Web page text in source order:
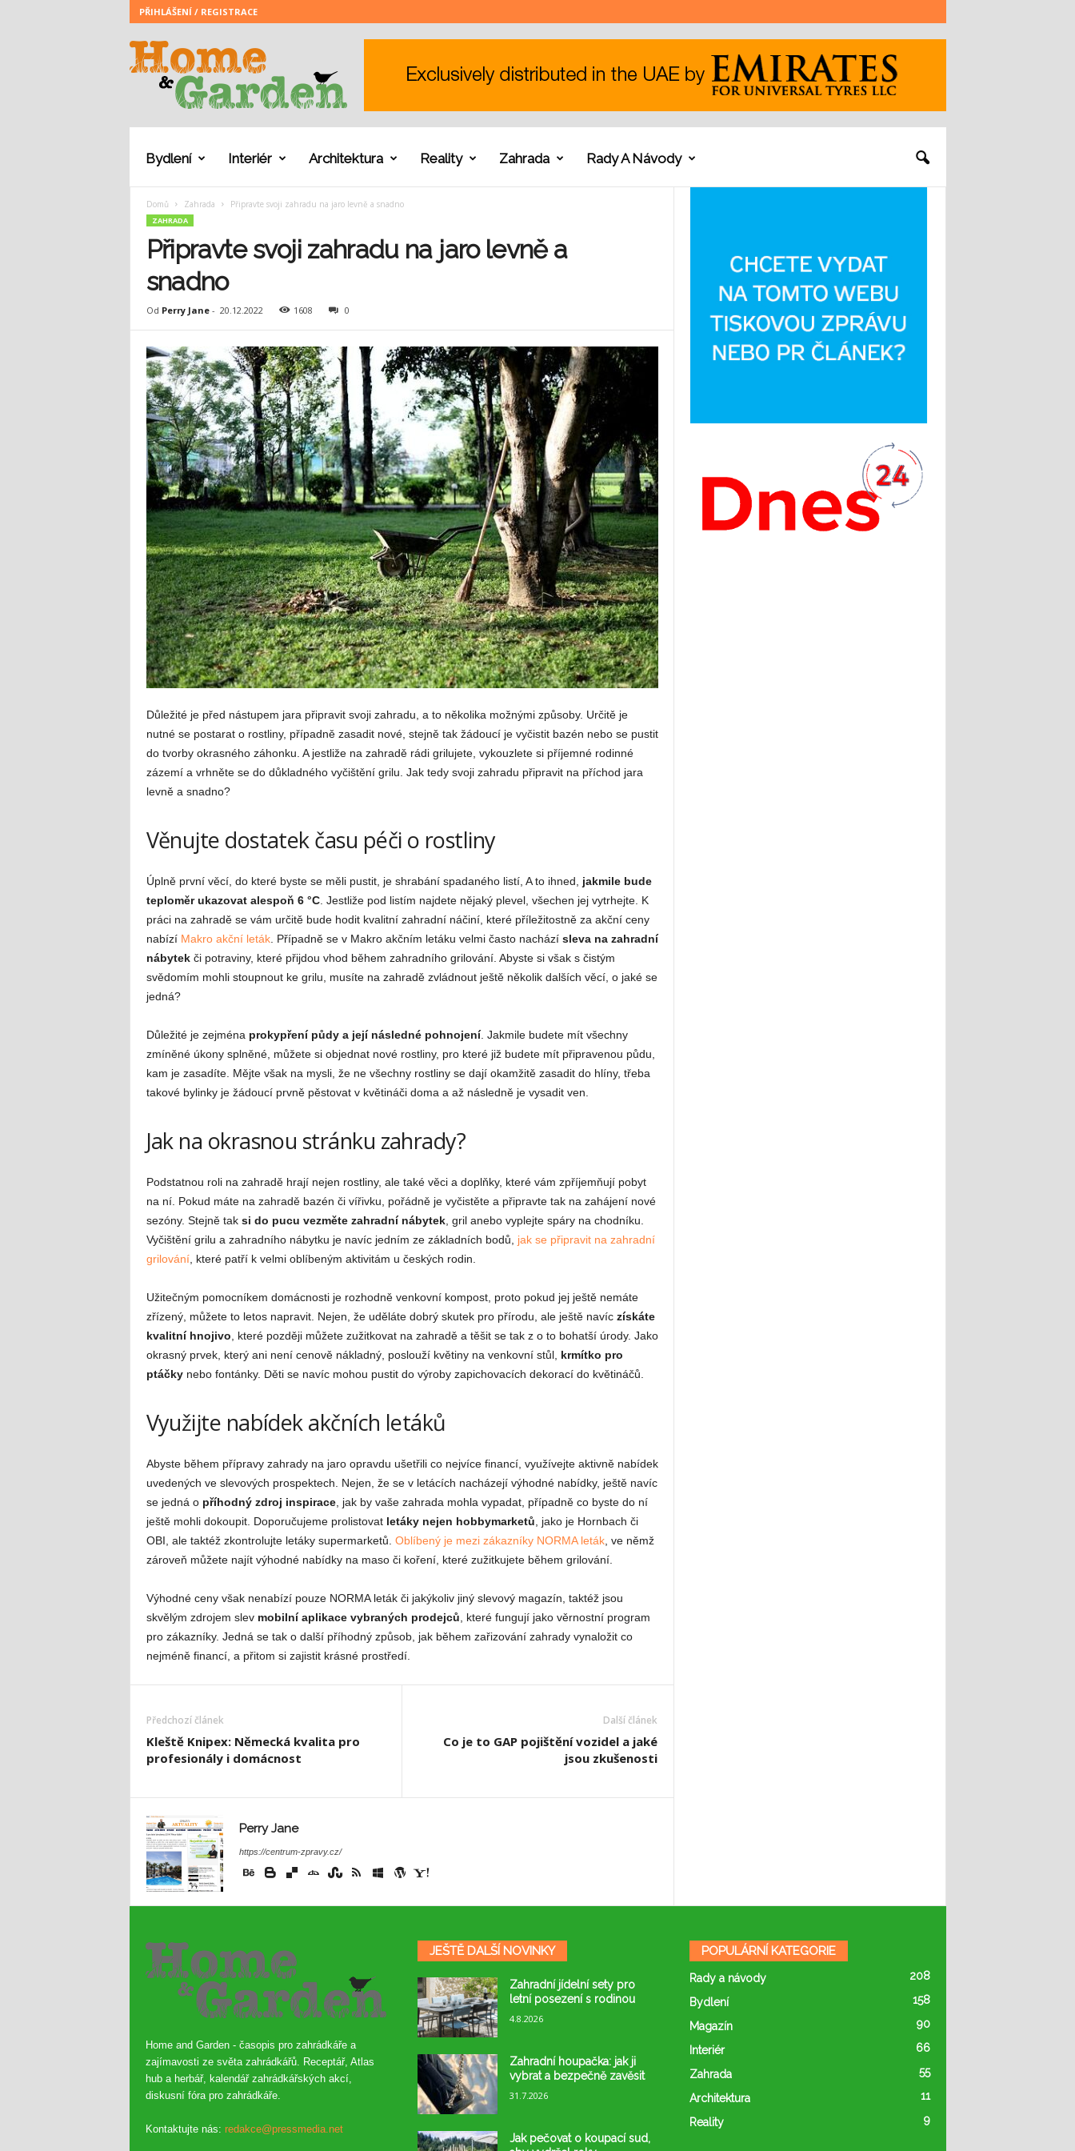
PŘIHLÁŠENÍ / REGISTRACE
m
r
Bydlení Interiér Architektura Reality Zahrada Rady A Návody
Domů Zahrada Připravte svoji zahradu na jaro levně a snadno
ZAHRADA
Připravte svoji zahradu na jaro levně a
snadno
Od Perry Jane- 20.12.2022 1608 0
Důležité je před nástupem jara připravit svoji zahradu, a to několika možnými způsoby. Určitě je
nutné se postarat o rostliny, případně zasadit nové, stejně tak žádoucí je vyčistit bazén nebo se pustit
do tvorby okrasného záhonku. A jestliže na zahradě rádi grilujete, vykouzlete si příjemné rodinné
zázemí a vrhněte se do důkladného vyčištění grilu. Jak tedy svoji zahradu připravit na příchod jara
levně a snadno?
Věnujte dostatek času péči o rostliny
Úplně první věcí, do které byste se měli pustit, je shrabání spadaného listí, A to ihned, jakmile bude
teploměr ukazovat alespoň 6 °C. Jestliže pod listím najdete nějaký plevel, všechen jej vytrhejte. K
práci na zahradě se vám určitě bude hodit kvalitní zahradní náčiní, které příležitostně za akční ceny
nabízí Makro akční leták. Případně se v Makro akčním letáku velmi často nachází sleva na zahradní
nábytekči potraviny, které přijdou vhod během zahradního grilování. Abyste si však s čistým
svědomím mohli stoupnout ke grilu, musíte na zahradě zvládnout ještě několik dalších věcí, o jaké se
jedná?
Důležité je zejména prokypření půdy a její následné pohnojení. Jakmile budete mít všechny
zmíněné úkony splněné, můžete si objednat nové rostliny, pro které již budete mít připravenou půdu,
kam je zasadíte. Mějte však na mysli, že ne všechny rostliny se dají okamžitě zasadit do hlíny, třeba
takové bylinky je žádoucí prvně pěstovat v květináči doma a až následně je vysadit ven.
Jak na okrasnou stránku zahrady?
Podstatnou roli na zahradě hrají nejen rostliny, ale také věci a doplňky, které vám zpříjemňují pobyt
na ní. Pokud máte na zahradě bazén či vířivku, pořádně je vyčistěte a připravte tak na zahájení nové
sezóny. Stejně tak si do pucu vezměte zahradní nábytek, gril anebo vyplejte spáry na chodníku.
Vyčištění grilu a zahradního nábytku je navíc jedním ze základních bodů, jak se připravit na zahradní
grilování, které patří k velmi oblíbeným aktivitám u českých rodin.
Užitečným pomocníkem domácnosti je rozhodně venkovní kompost, proto pokud jej ještě nemáte
zřízený, můžete to letos napravit. Nejen, že uděláte dobrý skutek pro přírodu, ale ještě navíc získáte
kvalitní hnojivo , které později můžete zužitkovat na zahradě a těšit se tak z o to bohatší úrody. Jako
okrasný prvek, který ani není cenově nákladný, poslouží květiny na venkovní stůl, krmítko pro
ptáčkynebo fontánky. Děti se navíc mohou pustit do výroby zapichovacích dekorací do květináčů.
Využijte nabídek akčních letáků
Abyste během přípravy zahrady na jaro opravdu ušetřili co nejvíce financí, využívejte aktivně nabídek
uvedených ve slevových prospektech. Nejen, že se v letácích nacházejí výhodné nabídky, ještě navíc
se jedná o příhodný zdroj inspirace, jak by vaše zahrada mohla vypadat, případně co byste do ní
ještě mohli dokoupit. Doporučujeme prolistovat letáky nejen hobbymarketů , jako je Hornbach či
OBI, ale taktéž zkontrolujte letáky supermarketů. Oblíbený je mezi zákazníky NORMA leták, ve němž
zároveň můžete najít výhodné nabídky na maso či koření, které zužitkujete během grilování.
Výhodné ceny však nenabízí pouze NORMA leták či jakýkoliv jiný slevový magazín, taktéž jsou
skvělým zdrojem slev mobilní aplikace vybraných prodejců , které fungují jako věrnostní program
pro zákazníky. Jedná se tak o další příhodný způsob, jak během zařizování zahrady vynaložit co
nejméně financí, a přitom si zajistit krásné prostředí.
Předchozí článek
Kleště Knipex: Německá kvalita pro
profesionály i domácnost
Další článek
Co je to GAP pojištění vozidel a jaké
jsou zkušenosti
Perry Jane
https://centrum-zpravy.cz/
Home and Garden - časopis pro zahrádkáře a
zajímavosti ze světa zahrádkářů. Receptář, Atlas
hub a herbář, kalendář zahrádkářských akcí,
diskusní fóra pro zahrádkáře.
Kontaktujte nás: redakce@pressmedia.net
JEŠTĚ DALŠÍ NOVINKY
Zahradní jídelní sety pro
letní posezení s rodinou
4.8.2026
Zahradní houpačka: jak ji
vybrat a bezpečně zavěsit
31.7.2026
Jak pečovat o koupací sud,
POPULÁRNÍ KATEGORIE
Rady a návody 208
Bydlení 158
Magazín 90
Interiér 66
Zahrada 55
Architektura 11
Reality 9